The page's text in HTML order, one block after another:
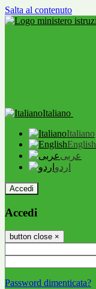
Salta al contenuto
Italiano
Italiano
English
عربى
اردو
Accedi
Accedi
button close ×
Password dimenticata?